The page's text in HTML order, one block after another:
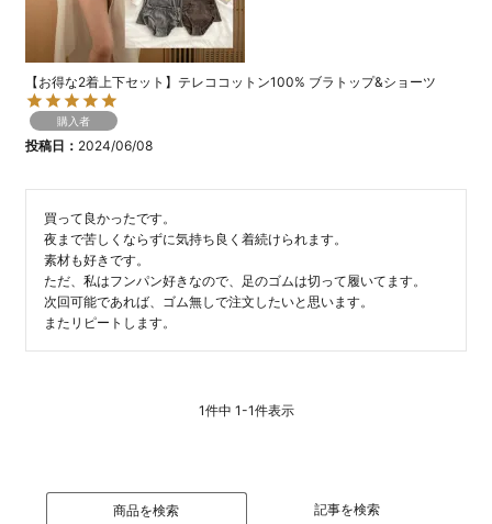
【お得な2着上下セット】テレココットン100% ブラトップ&ショーツ
購入者
投稿日 2024/06/08
買って良かったです。
夜まで苦しくならずに気持ち良く着続けられます。
素材も好きです。
ただ、私はフンパン好きなので、足のゴムは切って履いてます。
次回可能であれば、ゴム無しで注文したいと思います。
またリピートします。
1件中 1-1件表示
商品を検索 記事を検索